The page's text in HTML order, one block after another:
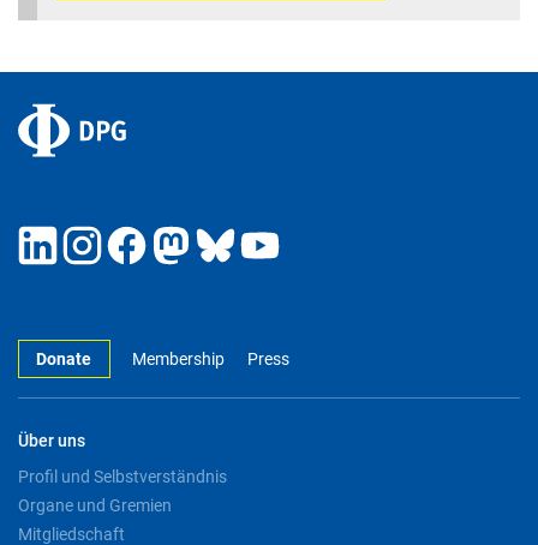
Donate Membership Press
Über uns
Profil und Selbstverständnis
Organe und Gremien
Mitgliedschaft